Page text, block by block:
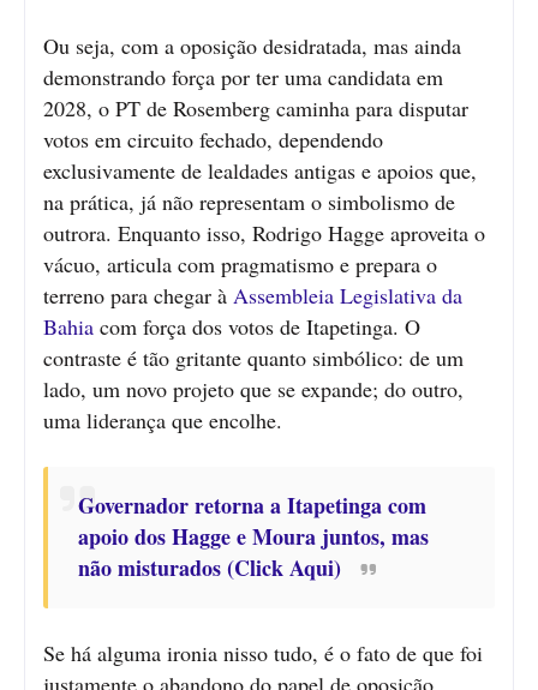
Ou seja, com a oposição desidratada, mas ainda
demonstrando força por ter uma candidata em
2028, o PT de Rosemberg caminha para disputar
votos em circuito fechado, dependendo
exclusivamente de lealdades antigas e apoios que,
na prática, já não representam o simbolismo de
outrora. Enquanto isso, Rodrigo Hagge aproveita o
vácuo, articula com pragmatismo e prepara o
terreno para chegar à Assembleia Legislativa da
Bahia com força dos votos de Itapetinga. O
contraste é tão gritante quanto simbólico: de um
lado, um novo projeto que se expande; do outro,
uma liderança que encolhe.
Governador retorna a Itapetinga com
apoio dos Hagge e Moura juntos, mas
não misturados (Click Aqui)
Se há alguma ironia nisso tudo, é o fato de que foi
justamente o abandono do papel de oposição,